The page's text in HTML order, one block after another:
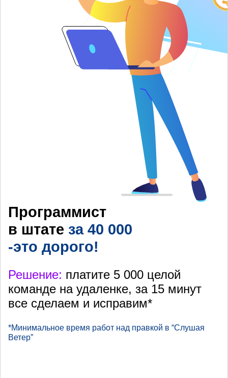
Программист
в штате за 40 000
-это дорого!
Решение: платите 5 000 целой
команде на удаленке, за 15 минут
все сделаем и исправим*
*Минимальное время работ над правкой в “Слушая
Ветер”